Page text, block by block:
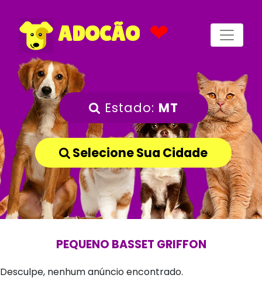
ADOCÃO ❤
Estado: MT
Selecione Sua Cidade
PEQUENO BASSET GRIFFON
Desculpe, nenhum anúncio encontrado.